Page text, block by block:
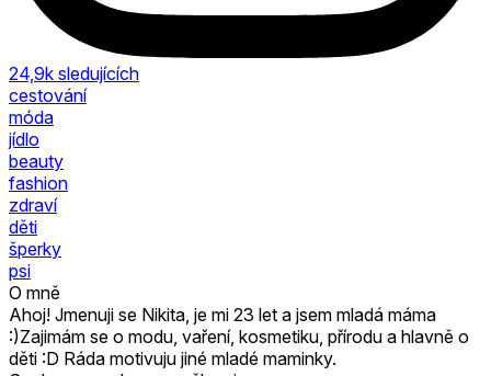
24,9k sledujících
cestování
móda
jídlo
beauty
fashion
zdraví
děti
šperky
psi
O mně
Ahoj! Jmenuji se Nikita, je mi 23 let a jsem mladá máma
:)Zajimám se o modu, vaření, kosmetiku, přírodu a hlavně o
děti :D Ráda motivuju jiné mladé maminky.